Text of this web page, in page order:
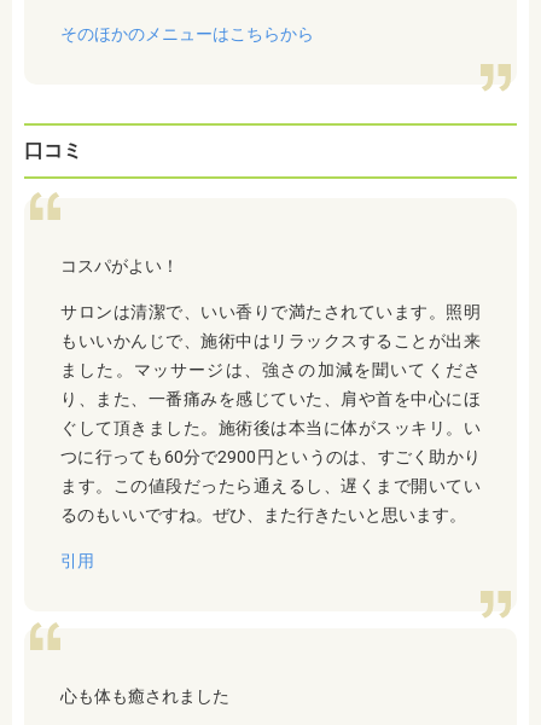
そのほかのメニューはこちらから
口コミ
コスパがよい！
サロンは清潔で、いい香りで満たされています。照明
もいいかんじで、施術中はリラックスすることが出来
ました。マッサージは、強さの加減を聞いてくださ
り、また、一番痛みを感じていた、肩や首を中心にほ
ぐして頂きました。施術後は本当に体がスッキリ。い
つに行っても60分で2900円というのは、すごく助かり
ます。この値段だったら通えるし、遅くまで開いてい
るのもいいですね。ぜひ、また行きたいと思います。
引用
心も体も癒されました